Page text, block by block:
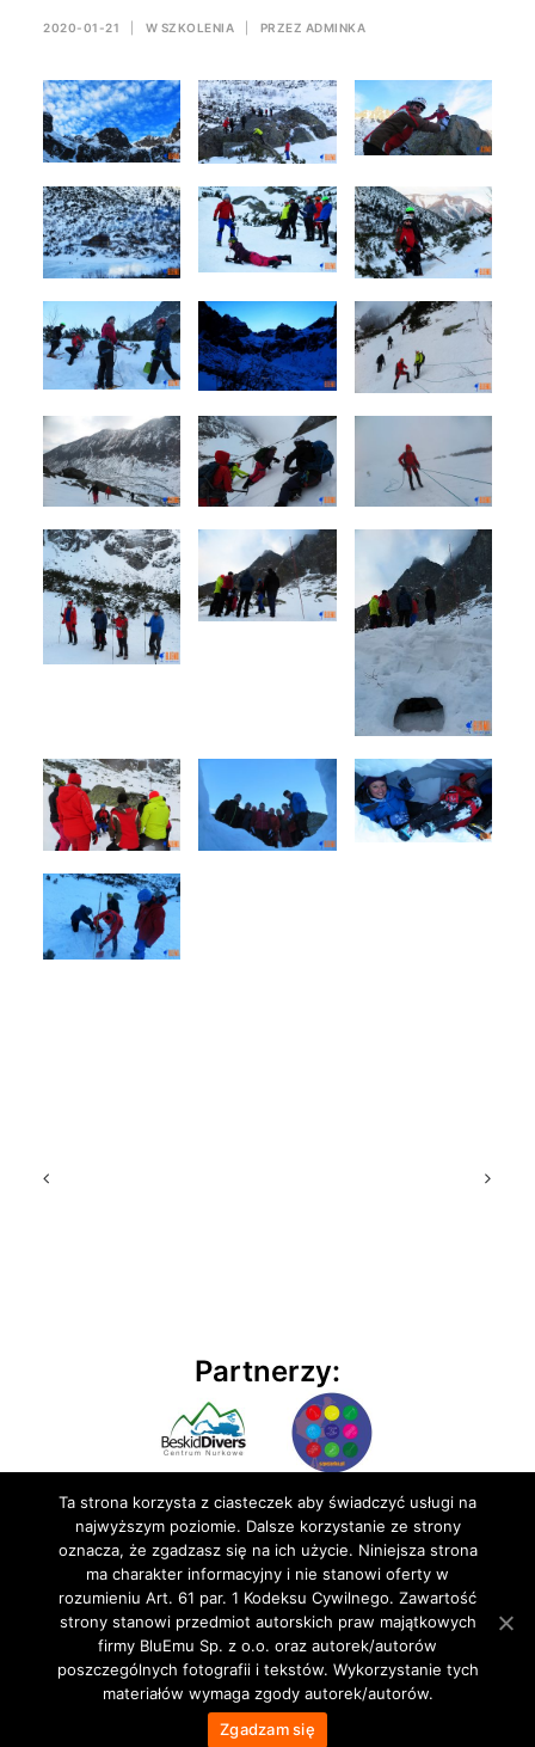
2020-01-21 W SZKOLENIA PRZEZ ADMINKA
Partnerzy:
© 2020 BluEmu sp. z o.o. Wszelkie prawa zastrzeżone
Ta strona korzysta z ciasteczek aby świadczyć usługi na
najwyższym poziomie. Dalsze korzystanie ze strony
oznacza, że zgadzasz się na ich użycie. Niniejsza strona
ma charakter informacyjny i nie stanowi oferty w
rozumieniu Art. 61 par. 1 Kodeksu Cywilnego. Zawartość
strony stanowi przedmiot autorskich praw majątkowych
firmy BluEmu Sp. z o.o. oraz autorek/autorów
poszczególnych fotografii i tekstów. Wykorzystanie tych
materiałów wymaga zgody autorek/autorów.
Zgadzam się